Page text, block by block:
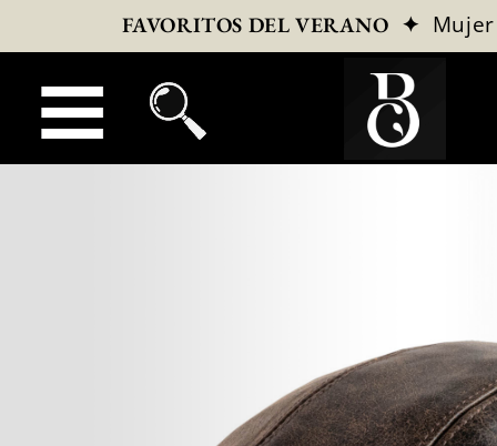
FAVORITOS DEL VERANO ✦ Mujer